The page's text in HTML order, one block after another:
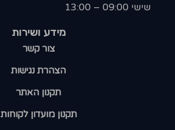
מידע ושירות
צור קשר
הצהרת נגישות
תקנון האתר
תקנון מועדון לקוחות
שישי 09:00 – 13:00